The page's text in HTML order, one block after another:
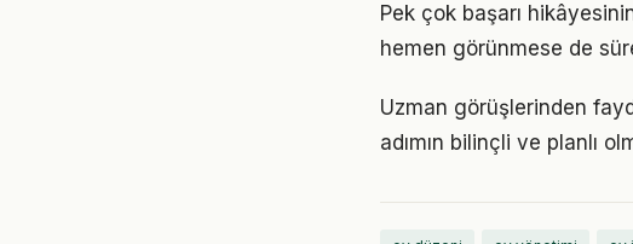
Pek çok başarı
hemen görünmese de
Uzman görüşlerinden
adımın bilinçli ve planlı